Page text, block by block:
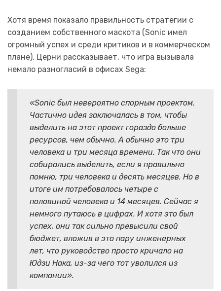
Хотя время показало правильность стратегии с
созданием собственного маскота (Sonic имел
огромный успех и среди критиков и в коммерческом
плане), Церни рассказывает, что игра вызывала
немало разногласий в офисах Sega:
«Sonic был невероятно спорным проектом.
Частично идея заключалась в том, чтобы
выделить на этот проект гораздо больше
ресурсов, чем обычно. А обычно это три
человека и три месяца времени. Так что они
собирались выделить, если я правильно
помню, три человека и десять месяцев. Но в
итоге им потребовалось четыре с
половиной человека и 14 месяцев. Сейчас я
немного путаюсь в цифрах. И хотя это был
успех, они так сильно превысили свой
бюджет, вложив в это пару инженерных
лет, что руководство просто кричало на
Юдзи Нака, из-за чего тот уволился из
компании».